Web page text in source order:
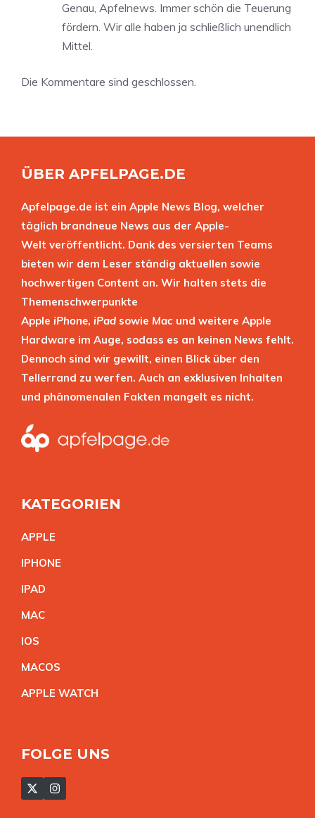
Genau, Apfelnews. Immer schön die Teuerung
fördern. Wir alle haben ja schließlich unendlich
Mittel.
Die Kommentare sind geschlossen.
ÜBER APFELPAGE.DE
Apfelpage.de ist ein Apple News Blog, welcher
täglich brandneue News aus der Apple-
Welt veröffentlicht. Dank des versierten Teams
bieten wir dem Leser ständig aktuellen sowie
hochwertigen Content an. Wir halten stets die
Themenschwerpunkte
Apple iPhone, iPad sowie Mac und weitere Apple
Hardware im Auge, sodass es an keinen News fehlt.
Dennoch sind wir gewillt, einen Blick über den
Tellerrand zu werfen. Auch an exklusiven Inhalten
und phänomenalen Fakten mangelt es nicht.
KATEGORIEN
APPLE
IPHONE
IPAD
MAC
IOS
MACOS
APPLE WATCH
FOLGE UNS